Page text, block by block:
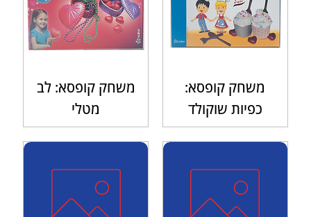
משחק קופסא:
כפיות שוקולד
משחק קופסא: לב
מטלי